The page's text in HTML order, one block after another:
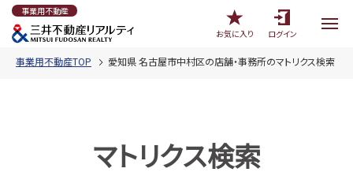
事業用不動産
お気に入り
ログイン
事業用不動産TOP 愛知県 名古屋市中村区の店舗・事務所のマトリクス検索
マトリクス検索